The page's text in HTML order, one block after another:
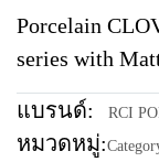
Porcelain
series with
แบรนด์: RCI
หมวดหมู่: